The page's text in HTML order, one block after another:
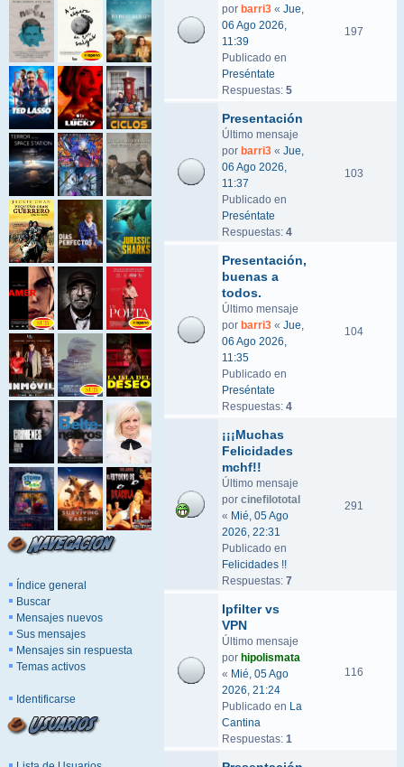
Índice general
Buscar
Mensajes nuevos
Sus mensajes
Mensajes sin respuesta
Temas activos
Identificarse
por barri3 « Jue,
06 Ago 2026,
11:39
Publicado en
Preséntate
Respuestas: 5
197
Presentación
Último mensaje
por barri3 « Jue,
06 Ago 2026,
11:37
Publicado en
Preséntate
Respuestas: 4
103
Presentación,
buenas a
todos.
Último mensaje
por barri3 « Jue,
06 Ago 2026,
11:35
Publicado en
Preséntate
Respuestas: 4
104
¡¡¡Muchas
Felicidades
mchf!!
Último mensaje
por cinefilototal
« Mié, 05 Ago
2026, 22:31
Publicado en
Felicidades !!
Respuestas: 7
291
Ipfilter vs
VPN
Último mensaje
por hipolismata
« Mié, 05 Ago
2026, 21:24
Publicado en La
Cantina
Respuestas: 1
116